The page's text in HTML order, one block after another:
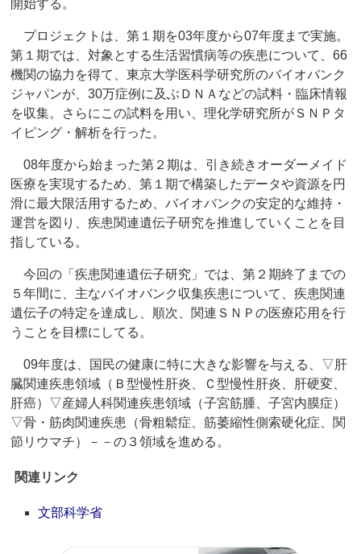
開始する。
プロジェクトは、第１期を03年度から07年度まで実施。
第１期では、対象とする生活習慣病等の疾患について、66
機関の協力を得て、東京大学医科学研究所のバイオバンク
ジャパンが、30万症例に及ぶＤＮＡなどの試料・臨床情報
を収集。さらにこの試料を用い、理化学研究所がＳＮＰタ
イピング・解析を行った。
08年度から始まった第２期は、引き続きオーダーメイド
医療を実現するため、第１期で構築したデータや資源を円
滑に最大限活用するため、バイオバンクの安定的な維持・
運営を図り、疾患関連遺伝子研究を推進していくことを目
指している。
今回の「疾患関連遺伝子研究」では、第２期終了までの
５年間に、主なバイオバンク収集疾患について、疾患関連
遺伝子の特定を達成し、順次、関連ＳＮＰの医療応用を行
うことを目標にしてる。
09年度は、国民の健康に特に大きな影響を与える、▽肝
臓関連疾患領域（Ｂ型慢性肝炎、Ｃ型慢性肝炎、肝硬変、
肝癌）▽産婦人科関連疾患領域（子宮筋腫、子宮内膜症）
▽骨・筋肉関連疾患（骨粗鬆症、筋萎縮性側索硬化症、関
節リウマチ）－－の３領域を進める。
関連リンク
文部科学省